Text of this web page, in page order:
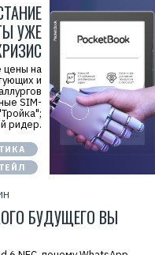
УЖЕ
цены на
и
SIM-
ридер.
БУДУЩЕГО ВЫ